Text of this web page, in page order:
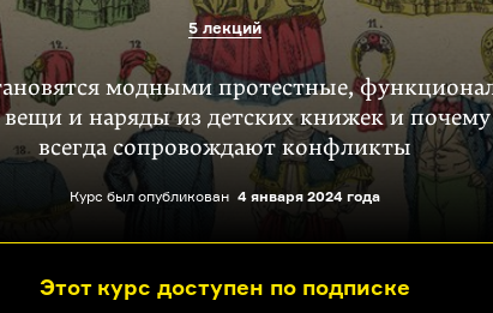
5 лекций
модными протестные,
вещи и наряды из детских книжек и
всегда сопровождают конфликты
Курс был опубликован 4 января 2024 года
Этот курс доступен по подписке